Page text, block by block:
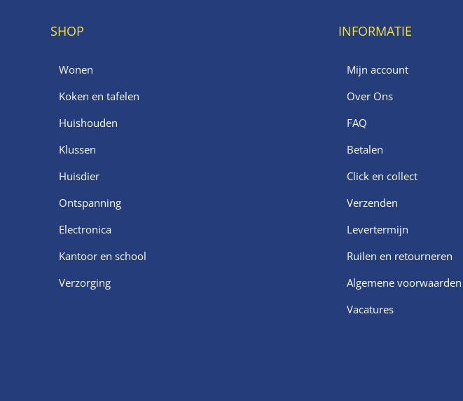
SHOP
Wonen
Koken en tafelen
Huishouden
Klussen
Huisdier
Ontspanning
Electronica
Kantoor en school
Verzorging
INFORMATIE
Mijn account
Over Ons
FAQ
Betalen
Click en collect
Verzenden
Levertermijn
Ruilen en retourneren
Algemene voorwaarden
Vacatures